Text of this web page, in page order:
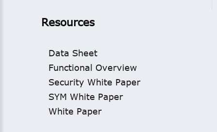
Resources
Data Sheet
Functional Overview
Security White Paper
SYM White Paper
White Paper